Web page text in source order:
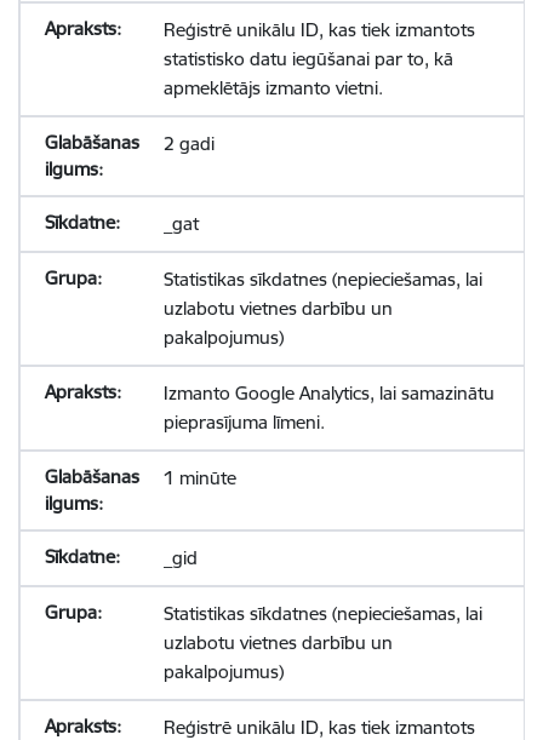
Reģistrē unikālu ID, kas tiek izmantots
statistisko datu iegūšanai par to, kā
apmeklētājs izmanto vietni.
2 gadi
_gat
Statistikas sīkdatnes (nepieciešamas, lai
uzlabotu vietnes darbību un
pakalpojumus)
Izmanto Google Analytics, lai samazinātu
pieprasījuma līmeni.
1 minūte
_gid
Statistikas sīkdatnes (nepieciešamas, lai
uzlabotu vietnes darbību un
pakalpojumus)
Reģistrē unikālu ID, kas tiek izmantots